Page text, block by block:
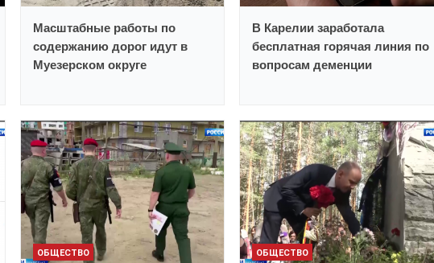
Масштабные работы по
содержанию дорог идут в
Муезерском округе
В Карелии заработала
бесплатная горячая линия по
вопросам деменции
ОБЩЕСТВО ОБЩЕСТВО